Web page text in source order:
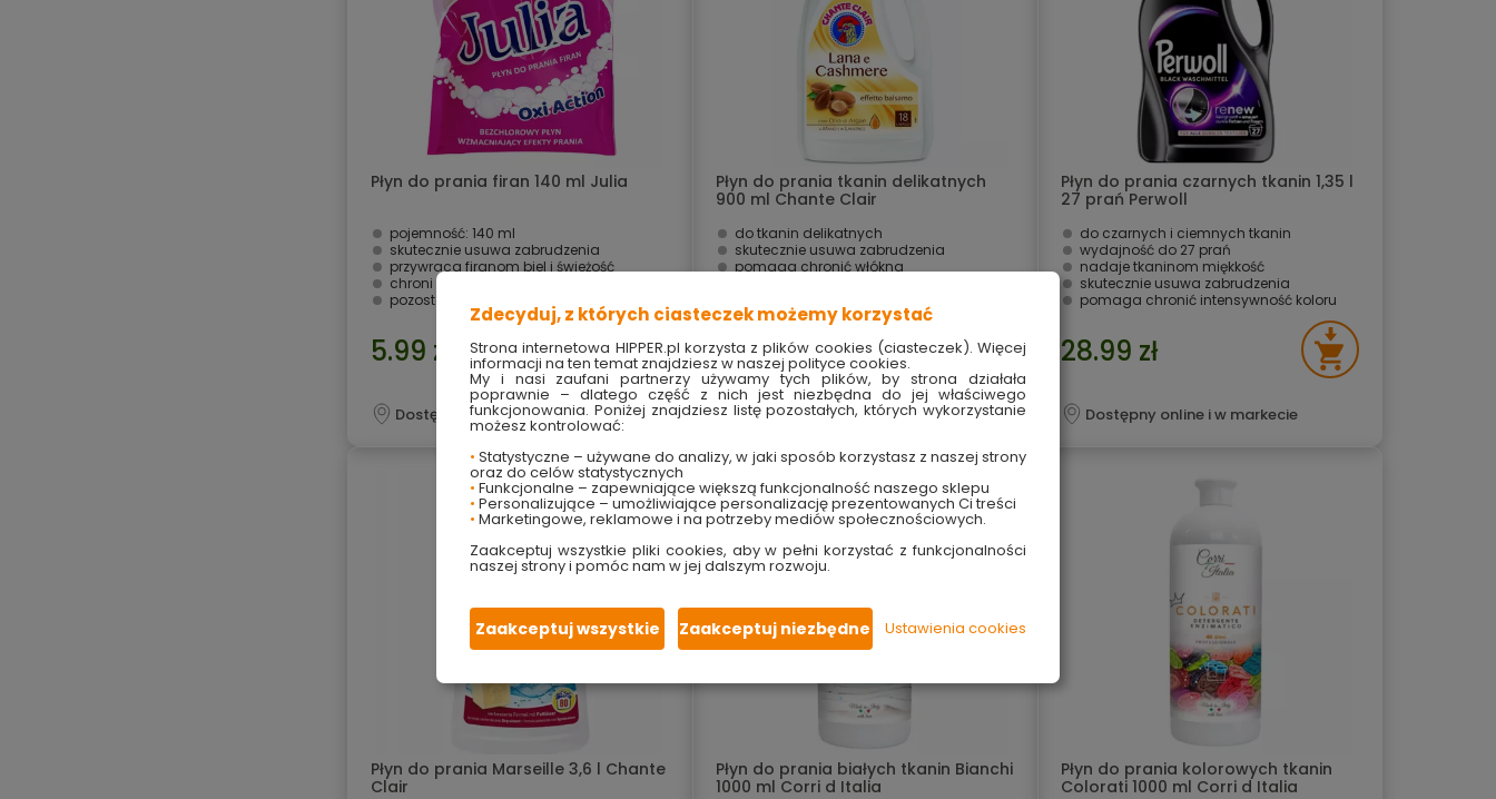
Płyn do prania firan 140 ml Julia
pojemność: 140 ml
skutecznie usuwa zabrudzenia
przywraca firanom biel i świeżość
chroni strukturę materiału
pozostawia świeży, przyjemny zapach
5.99 zł
Dostępny online i w markecie
Płyn do prania tkanin delikatnych
900 ml Chante Clair
do tkanin delikatnych
skutecznie usuwa zabrudzenia
pomaga chronić włókna
15.99 zł
Dostępny online i w markecie
Płyn do prania czarnych tkanin 1,35 l
27 prań Perwoll
do czarnych i ciemnych tkanin
wydajność do 27 prań
nadaje tkaninom miękkość
skutecznie usuwa zabrudzenia
pomaga chronić intensywność koloru
28.99 zł
Dostępny online i w markecie
Płyn do prania Marseille 3,6 l Chante
Clair
Płyn do prania białych tkanin Bianchi
1000 ml Corri d Italia
Płyn do prania kolorowych tkanin
Colorati 1000 ml Corri d Italia
Zdecyduj, z których ciasteczek możemy korzystać
Strona internetowa HIPPER.pl korzysta z plików cookies (ciasteczek). Więcej
informacji na ten temat znajdziesz w naszej polityce cookies.
My i nasi zaufani partnerzy używamy tych plików, by strona działała
poprawnie – dlatego część z nich jest niezbędna do jej właściwego
funkcjonowania. Poniżej znajdziesz listę pozostałych, których wykorzystanie
możesz kontrolować:
• Statystyczne – używane do analizy, w jaki sposób korzystasz z naszej strony
oraz do celów statystycznych
• Funkcjonalne – zapewniające większą funkcjonalność naszego sklepu
• Personalizujące – umożliwiające personalizację prezentowanych Ci treści
• Marketingowe, reklamowe i na potrzeby mediów społecznościowych.
Zaakceptuj wszystkie pliki cookies, aby w pełni korzystać z funkcjonalności
naszej strony i pomóc nam w jej dalszym rozwoju.
Zaakceptuj wszystkie Zaakceptuj niezbędne Ustawienia cookies